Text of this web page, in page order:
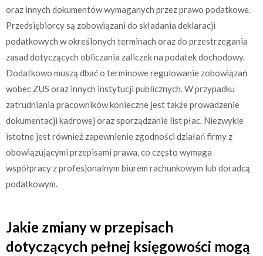
oraz innych dokumentów wymaganych przez prawo podatkowe.
Przedsiębiorcy są zobowiązani do składania deklaracji
podatkowych w określonych terminach oraz do przestrzegania
zasad dotyczących obliczania zaliczek na podatek dochodowy.
Dodatkowo muszą dbać o terminowe regulowanie zobowiązań
wobec ZUS oraz innych instytucji publicznych. W przypadku
zatrudniania pracowników konieczne jest także prowadzenie
dokumentacji kadrowej oraz sporządzanie list płac. Niezwykle
istotne jest również zapewnienie zgodności działań firmy z
obowiązującymi przepisami prawa, co często wymaga
współpracy z profesjonalnym biurem rachunkowym lub doradcą
podatkowym.
Jakie zmiany w przepisach
dotyczących pełnej księgowości mogą